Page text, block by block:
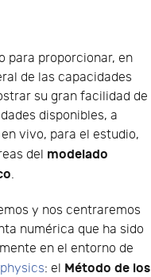
para proporcionar, en
de las capacidades
su gran facilidad de
disponibles, a
vivo, para el estudio,
del modelado
.
y nos centraremos
numérica que ha sido
en el entorno de
: el Método de los